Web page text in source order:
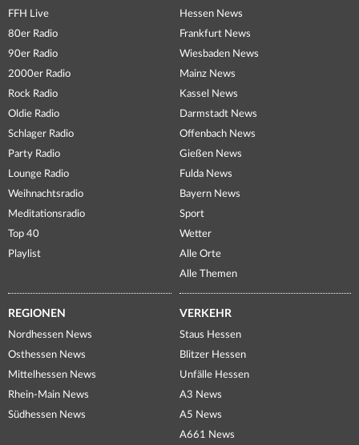
FFH Live
80er Radio
90er Radio
2000er Radio
Rock Radio
Oldie Radio
Schlager Radio
Party Radio
Lounge Radio
Weihnachtsradio
Meditationsradio
Top 40
Playlist
Hessen News
Frankfurt News
Wiesbaden News
Mainz News
Kassel News
Darmstadt News
Offenbach News
Gießen News
Fulda News
Bayern News
Sport
Wetter
Alle Orte
Alle Themen
REGIONEN
Nordhessen News
Osthessen News
Mittelhessen News
Rhein-Main News
Südhessen News
VERKEHR
Staus Hessen
Blitzer Hessen
Unfälle Hessen
A3 News
A5 News
A661 News